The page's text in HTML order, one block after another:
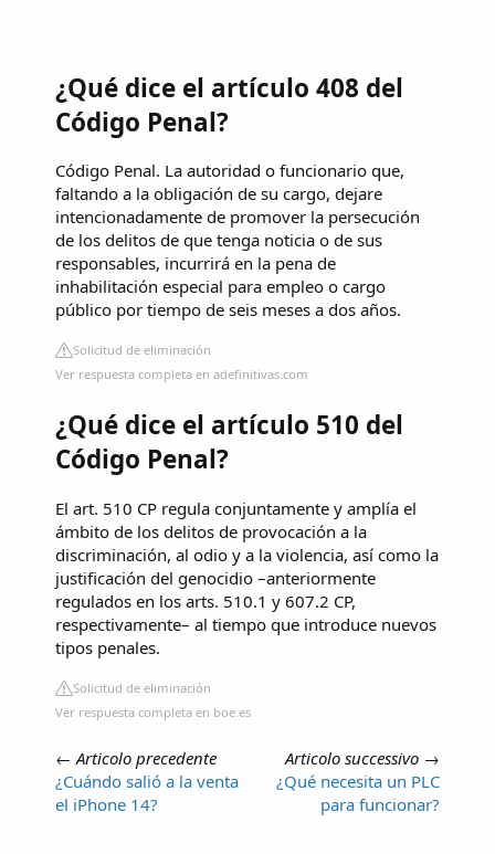
¿Qué dice el artículo 408 del
Código Penal?
Código Penal. La autoridad o funcionario que,
faltando a la obligación de su cargo, dejare
intencionadamente de promover la persecución
de los delitos de que tenga noticia o de sus
responsables, incurrirá en la pena de
inhabilitación especial para empleo o cargo
público por tiempo de seis meses a dos años.
Solicitud de eliminación
Ver respuesta completa en adefinitivas.com
¿Qué dice el artículo 510 del
Código Penal?
El art. 510 CP regula conjuntamente y amplía el
ámbito de los delitos de provocación a la
discriminación, al odio y a la violencia, así como la
justificación del genocidio –anteriormente
regulados en los arts. 510.1 y 607.2 CP,
respectivamente– al tiempo que introduce nuevos
tipos penales.
Solicitud de eliminación
Ver respuesta completa en boe.es
← Articolo precedente
¿Cuándo salió a la venta
el iPhone 14?
Articolo successivo →
¿Qué necesita un PLC
para funcionar?